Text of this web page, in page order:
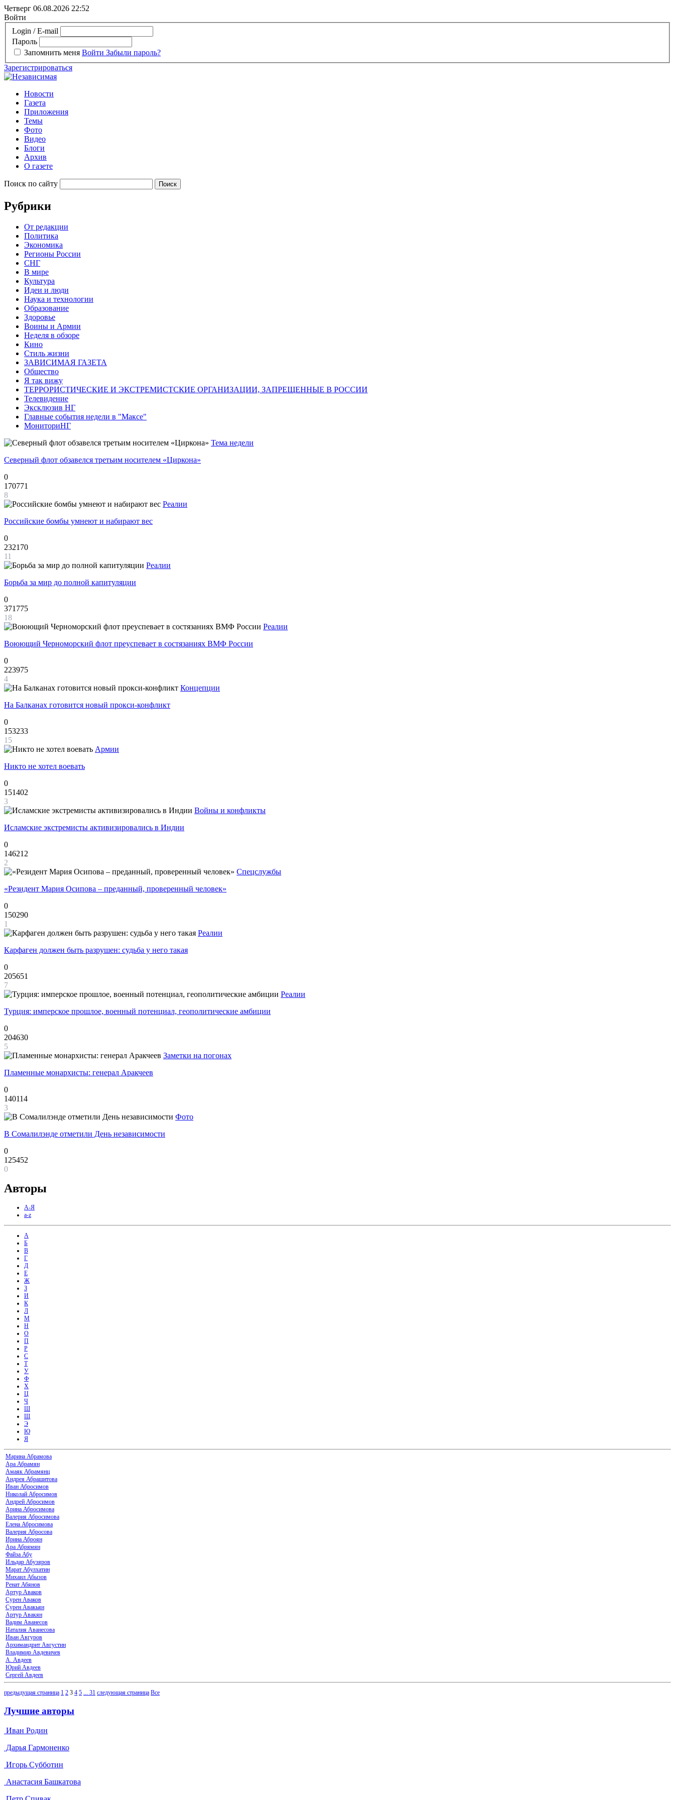
Четверг 06.08.2026 22:52
Войти
Login / E-mail
Пароль
Запомнить меня Войти Забыли пароль?
Зарегистрироваться
Новости
Газета
Приложения
Темы
Фото
Видео
Блоги
Архив
О газете
Поиск по сайту
Рубрики
От редакции
Политика
Экономика
Регионы России
СНГ
В мире
Культура
Идеи и люди
Наука и технологии
Образование
Здоровье
Воины и Армии
Неделя в обзоре
Кино
Стиль жизни
ЗАВИСИМАЯ ГАЗЕТА
Общество
Я так вижу
ТЕРРОРИСТИЧЕСКИЕ И ЭКСТРЕМИСТСКИЕ ОРГАНИЗАЦИИ, ЗАПРЕЩЕННЫЕ В РОССИИ
Телевидение
Эксклюзив НГ
Главные события недели в "Максе"
МониториНГ
Тема недели
Северный флот обзавелся третьим носителем «Циркона»
0
170771
8
Реалии
Российские бомбы умнеют и набирают вес
0
232170
11
Реалии
Борьба за мир до полной капитуляции
0
371775
18
Реалии
Воюющий Черноморский флот преуспевает в состязаниях ВМФ России
0
223975
4
Концепции
На Балканах готовится новый прокси-конфликт
0
153233
15
Армии
Никто не хотел воевать
0
151402
3
Войны и конфликты
Исламские экстремисты активизировались в Индии
0
146212
2
Спецслужбы
«Резидент Мария Осипова – преданный, проверенный человек»
0
150290
1
Реалии
Карфаген должен быть разрушен: судьба у него такая
0
205651
7
Реалии
Турция: имперское прошлое, военный потенциал, геополитические амбиции
0
204630
5
Заметки на погонах
Пламенные монархисты: генерал Аракчеев
0
140114
3
Фото
В Сомалилэнде отметили День независимости
0
125452
0
Авторы
А-Я
a-z
А
Б
В
Г
Д
Е
Ж
З
И
К
Л
М
Н
О
П
Р
С
Т
У
Ф
Х
Ц
Ч
Ш
Щ
Э
Ю
Я
Марина Абрамова
Ара Абрамян
Амаяк Абрамянц
Андрея Абрашитова
Иван Абросимов
Николай Абросимов
Андрей Абросимов
Арина Абросимова
Валерия Абросимова
Елена Абросимова
Валерия Абросова
Ирина Аброян
Ара Абрямян
Файза Абу
Ильдар Абузяров
Марат Абулхатин
Михаил Абызов
Ренат Абянов
Артур Аваков
Сурен Аваков
Сурен Авакьян
Артур Авакян
Вадим Аванесов
Наталия Аванесова
Иван Авгуров
Архимандрит Августин
Владимир Авдевичев
А. Авдеев
Юрий Авдеев
Сергей Авдеев
предыдущая страница 1 2 3 4 5 31 следующая страница Все
Лучшие авторы
Иван Родин
Дарья Гармоненко
Игорь Субботин
Анастасия Башкатова